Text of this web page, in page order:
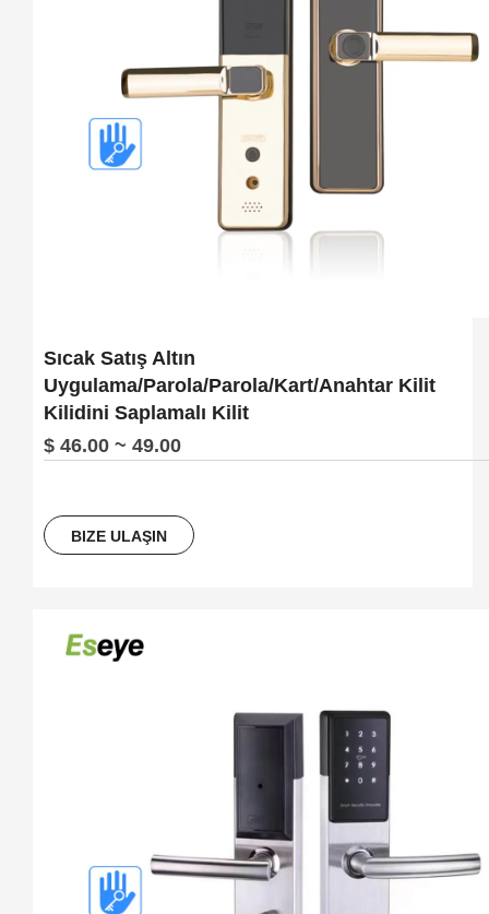
Sıcak Satış Altın
Uygulama/Parola/Parola/Kart/Anahtar Kilit
Kilidini Saplamalı Kilit
$ 46.00 ~ 49.00
BIZE ULAŞIN